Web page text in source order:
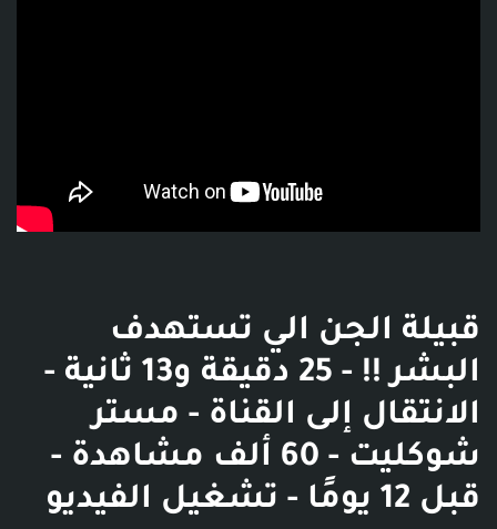
قبيلة الجن الي تستهدف
البشر !! - 25 دقيقة و13 ثانية -
الانتقال إلى القناة - مستر
شوكليت - 60 ألف مشاهدة -
قبل 12 يومًا - تشغيل الفيديو